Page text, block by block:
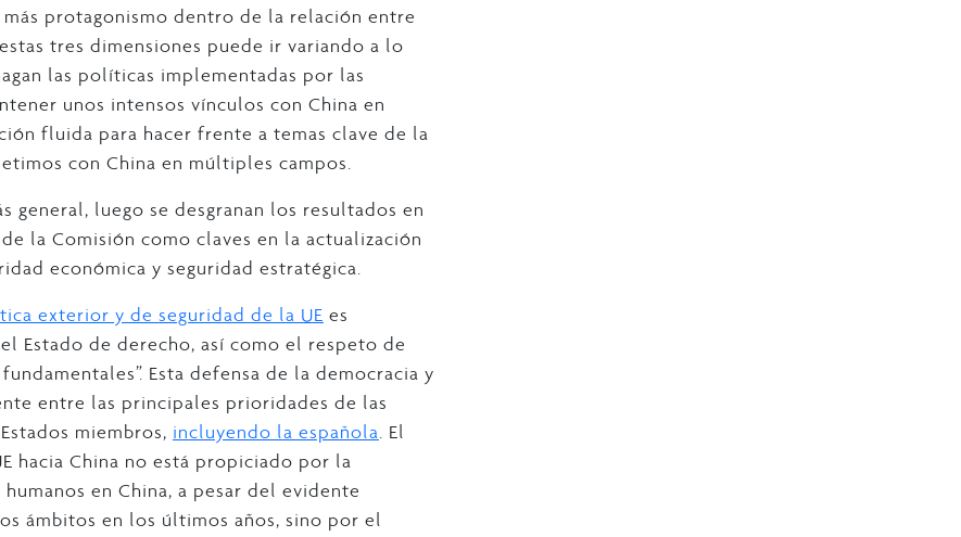
protagonismo dentro de la relación entre
tres dimensiones puede ir variando a lo
las políticas implementadas por las
unos intensos vínculos con China en
fluida para hacer frente a temas clave de la
con China en múltiples campos.
general, luego se desgranan los resultados en
la Comisión como claves en la actualización
económica y seguridad estratégica.
exterior y de seguridad de la UE es
Estado de derecho, así como el respeto de
Esta defensa de la democracia y
entre las principales prioridades de las
miembros, incluyendo la española. El
hacia China no está propiciado por la
en China, a pesar del evidente
ámbitos en los últimos años, sino por el